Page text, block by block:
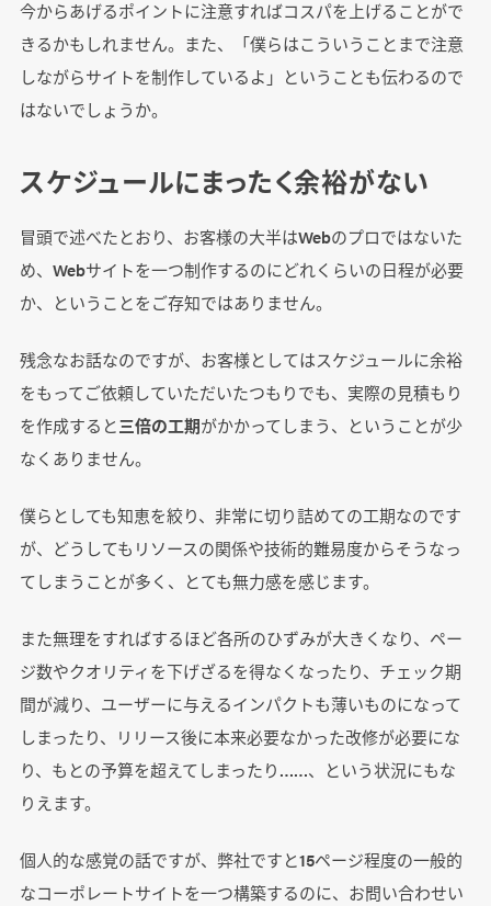
今からあげるポイントに注意すればコスパを上げることがで
きるかもしれません。また、「僕らはこういうことまで注意
しながらサイトを制作しているよ」ということも伝わるので
はないでしょうか。
スケジュールにまったく余裕がない
冒頭で述べたとおり、お客様の大半はWebのプロではないた
め、Webサイトを一つ制作するのにどれくらいの日程が必要
か、ということをご存知ではありません。
残念なお話なのですが、お客様としてはスケジュールに余裕
をもってご依頼していただいたつもりでも、実際の見積もり
を作成すると三倍の工期がかかってしまう、ということが少
なくありません。
僕らとしても知恵を絞り、非常に切り詰めての工期なのです
が、どうしてもリソースの関係や技術的難易度からそうなっ
てしまうことが多く、とても無力感を感じます。
また無理をすればするほど各所のひずみが大きくなり、ペー
ジ数やクオリティを下げざるを得なくなったり、チェック期
間が減り、ユーザーに与えるインパクトも薄いものになって
しまったり、リリース後に本来必要なかった改修が必要にな
り、もとの予算を超えてしまったり……、という状況にもな
りえます。
個人的な感覚の話ですが、弊社ですと15ページ程度の一般的
なコーポレートサイトを一つ構築するのに、お問い合わせい